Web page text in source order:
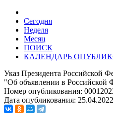
Сегодня
Неделя
Месяц
ПОИСК
КАЛЕНДАРЬ
Указ Президента Российской
"Об объявлении в Российской
Номер опубликования:
Дата опубликования: 25.04.2022